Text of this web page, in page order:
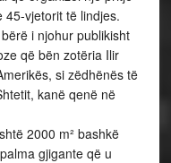
45-vjetorit të lindjes.
i njohur publikisht
që bën zotëria Ilir
si zëdhënës të
kanë qenë në
2000 m² bashkë
gjigante që u